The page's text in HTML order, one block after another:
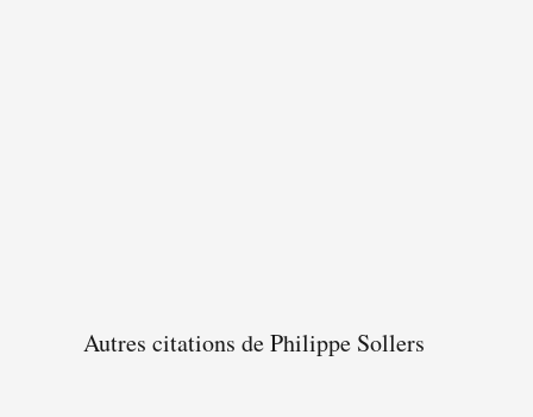
Autres citations de Philippe Sollers